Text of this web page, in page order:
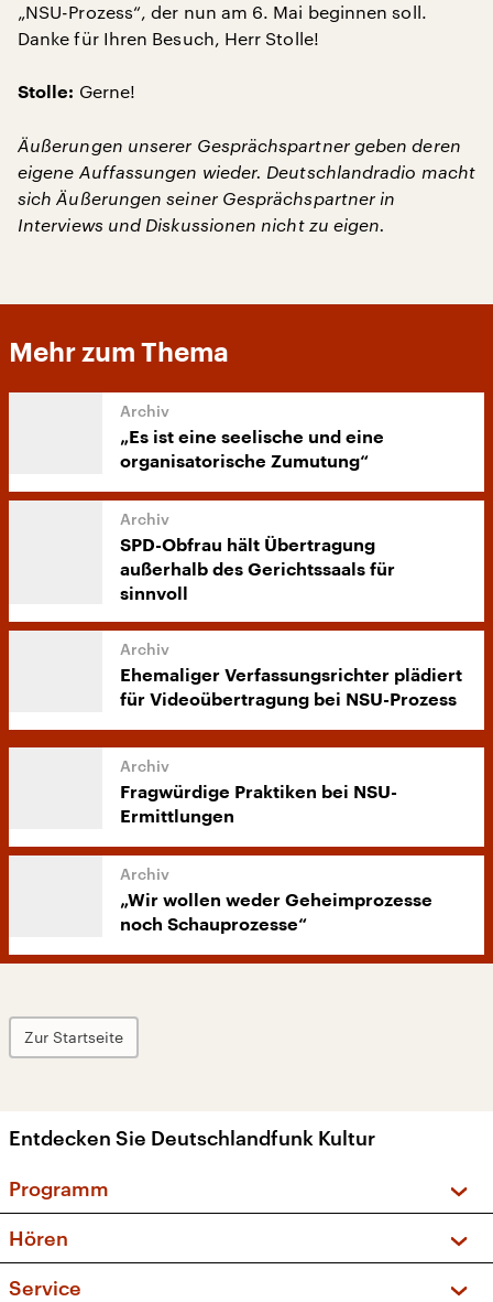
„NSU-Prozess“, der nun am 6. Mai beginnen soll.
Danke für Ihren Besuch, Herr Stolle!
Stolle: Gerne!
Äußerungen unserer Gesprächspartner geben deren
eigene Auffassungen wieder. Deutschlandradio macht
sich Äußerungen seiner Gesprächspartner in
Interviews und Diskussionen nicht zu eigen.
Mehr zum Thema
„Es ist eine seelische und eine
organisatorische Zumutung“
SPD-Obfrau hält Übertragung
außerhalb des Gerichtssaals für
sinnvoll
Ehemaliger Verfassungsrichter plädiert
für Videoübertragung bei NSU-Prozess
Fragwürdige Praktiken bei NSU-
Ermittlungen
„Wir wollen weder Geheimprozesse
noch Schauprozesse“
Zur Startseite
Entdecken Sie Deutschlandfunk Kultur
Programm
Sendungen und Podcasts
Hören
Service